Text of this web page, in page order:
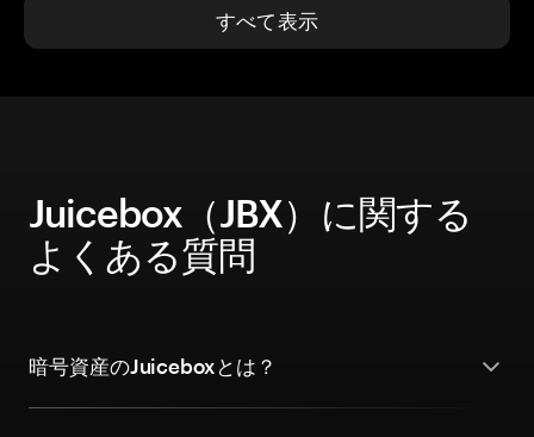
すべて表示
Juicebox（JBX）に関する
よくある質問
暗号資産のJuiceboxとは？